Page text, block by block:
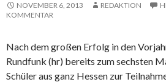
NOVEMBER 6, 2013 REDAKTION
KOMMENTAR
Nach dem großen Erfolg in den
Rundfunk (hr) bereits zum sechsten
Schüler aus ganz Hessen zur